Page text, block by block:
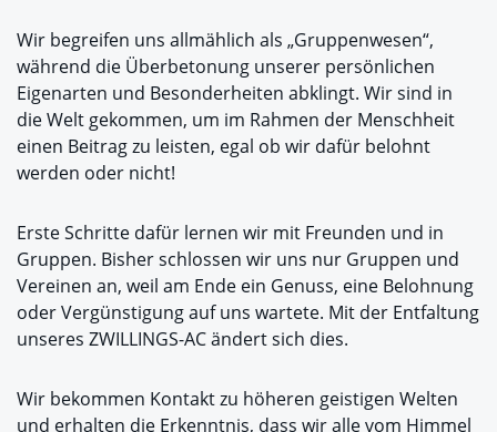
Wir begreifen uns allmählich als „Gruppenwesen“,
während die Überbetonung unserer persönlichen
Eigenarten und Besonderheiten abklingt. Wir sind in
die Welt gekommen, um im Rahmen der Menschheit
einen Beitrag zu leisten, egal ob wir dafür belohnt
werden oder nicht!
Erste Schritte dafür lernen wir mit Freunden und in
Gruppen. Bisher schlossen wir uns nur Gruppen und
Vereinen an, weil am Ende ein Genuss, eine Belohnung
oder Vergünstigung auf uns wartete. Mit der Entfaltung
unseres ZWILLINGS-AC ändert sich dies.
Wir bekommen Kontakt zu höheren geistigen Welten
und erhalten die Erkenntnis, dass wir alle vom Himmel